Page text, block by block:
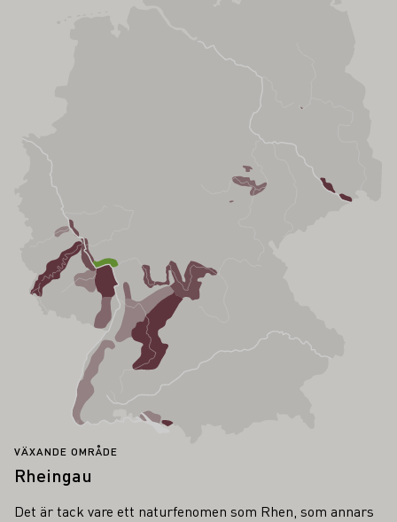
VÄXANDE OMRÅDE
Rheingau
Det är tack vare ett naturfenomen som Rhen, som annars